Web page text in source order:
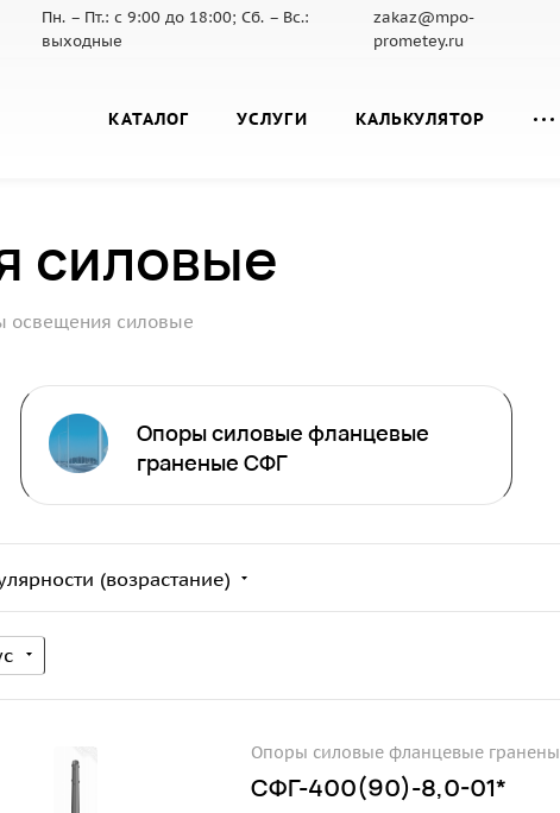
Пн. – Пт.: с 9:00 до 18:00; Сб. – Вс.:
выходные
zakaz@mpo-
prometey.ru
КАТАЛОГ УСЛУГИ КАЛЬКУЛЯТОР
силовые
освещения силовые
Опоры силовые фланцевые
граненые СФГ
(возрастание)
Опоры силовые фланцевые
СФГ-400(90)-8,0-01*